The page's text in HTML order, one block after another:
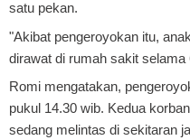
satu pekan.
"Akibat pengeroyokan itu,
dirawat di rumah sakit selama
Romi mengatakan,
pukul 14.30 wib. Kedua
sedang melintas di sekitaran